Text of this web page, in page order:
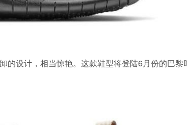
的设计，相当惊艳。这款鞋型将登陆6月份的巴黎